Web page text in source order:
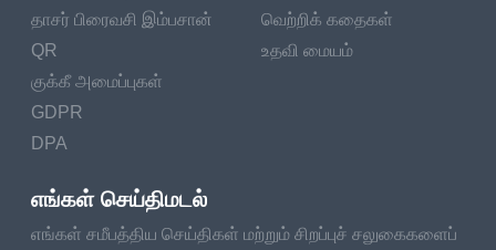
தாசர் பிரைவசி இம்பசான்
QR
குக்கீ அமைப்புகள்
GDPR
DPA
வெற்றிக் கதைகள்
உதவி மையம்
எங்கள் செய்திமடல்
எங்கள் சமீபத்திய செய்திகள் மற்றும் சிறப்புச் சலுகைகளைப்